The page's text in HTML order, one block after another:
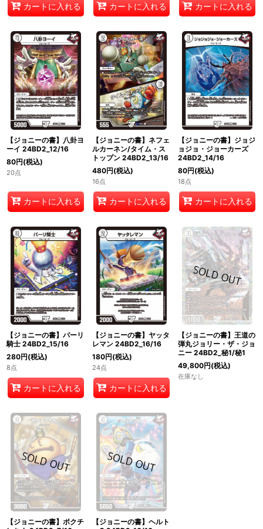
カートに入れる カートに入れる カートに入れる
【ジョニーの書】八卦ヨ
ーイ 24BD2_12/16
80円(税込)
20点
カートに入れる
【ジョニーの書】ネフェ
ルカーネン/タイム・ス
トップン 24BD2_13/16
480円(税込)
16点
カートに入れる
【ジョニーの書】ジョジ
ョジョ・ジョーカーズ
24BD2_14/16
80円(税込)
18点
カートに入れる
【ジョニーの書】パーリ
騎士 24BD2_15/16
280円(税込)
8点
カートに入れる
【ジョニーの書】ヤッタ
レマン 24BD2_16/16
180円(税込)
24点
カートに入れる
【ジョニーの書】王道の
弾丸ジョリー・ザ・ジョ
ニー 24BD2_秘1/秘1
49,800円(税込)
在庫なし
【ジョニーの書】ポクチ
【ジョニーの書】ヘルト